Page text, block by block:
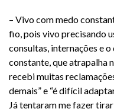
– Vivo com medo
fio, pois vivo precisando
consultas, internações e
constante, que atrapalha
recebi muitas
demais” e “é difícil
Já tentaram me fazer